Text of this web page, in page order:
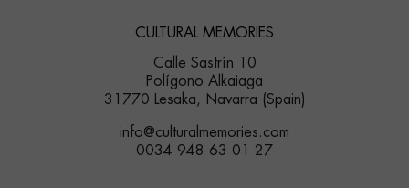
CULTURAL MEMORIES
Calle Sastrín 10
Polígono Alkaiaga
31770 Lesaka, Navarra (Spain)
info@culturalmemories.com
0034 948 63 01 27